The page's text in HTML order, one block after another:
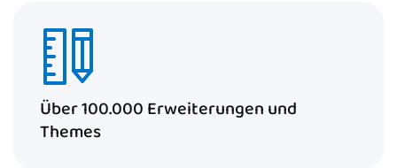
Über 100.000 Erweiterungen und
Themes